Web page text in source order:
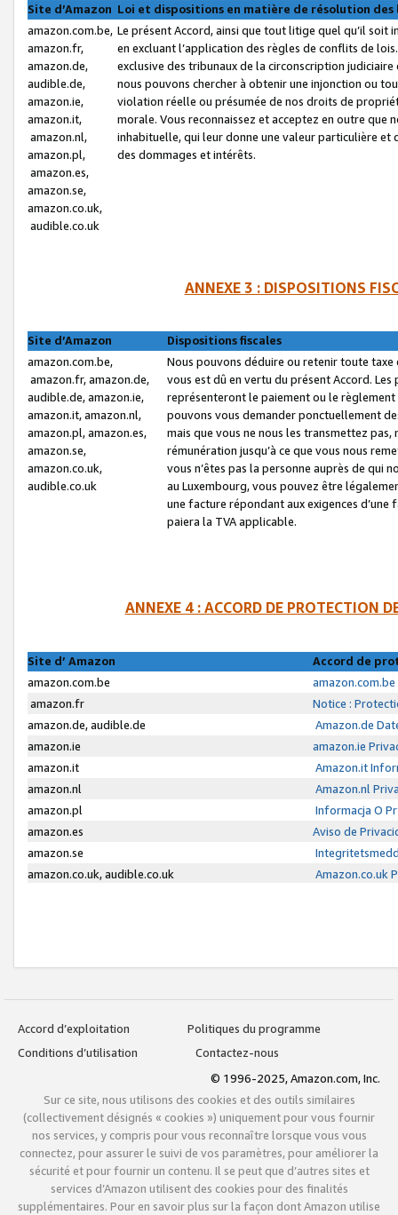
Site d’Amazon Loi et dispositions en matière de résolution
amazon.com.be,
amazon.fr,
amazon.de,
audible.de,
amazon.ie,
amazon.it,
amazon.nl,
amazon.pl,
amazon.es,
amazon.se,
amazon.co.uk,
audible.co.uk
Le présent Accord, ainsi que tout litige quel qu’il soit
en excluant l’application des règles de conflits de
exclusive des tribunaux de la circonscription
nous pouvons chercher à obtenir une injonction ou
violation réelle ou présumée de nos droits de
morale. Vous reconnaissez et acceptez en outre que
inhabituelle, qui leur donne une valeur particulière
des dommages et intérêts.
ANNEXE 3 : DISPOSITIONS
Site d’Amazon
Dispositions fiscales
amazon.com.be,
amazon.fr, amazon.de,
audible.de, amazon.ie,
amazon.it, amazon.nl,
amazon.pl, amazon.es,
amazon.se,
amazon.co.uk,
audible.co.uk
Nous pouvons déduire ou retenir toute
vous est dû en vertu du présent Accord.
représenteront le paiement ou le
pouvons vous demander ponctuellement
mais que vous ne nous les transmettez
rémunération jusqu’à ce que vous nous
vous n’êtes pas la personne auprès de qui
au Luxembourg, vous pouvez être
une facture répondant aux exigences
paiera la TVA applicable.
ANNEXE 4 : ACCORD DE PROTECTION
Site d’ Amazon
Accord de
amazon.com.be
amazon.fr
Notice :
amazon.de, audible.de
Amazon.de
amazon.ie
amazon.ie
amazon.it
Amazon.it
amazon.nl
Amazon.nl
amazon.pl
Informacja O
amazon.es
Aviso de
amazon.se
amazon.co.uk, audible.co.uk
Amazon.co.uk
Accord d’exploitation
Politiques du programme
Conditions d’utilisation
Contactez-nous
© 1996-2025, Amazon.com, Inc.
Sur ce site, nous utilisons des cookies et des outils similaires
(collectivement désignés « cookies ») uniquement pour vous fournir
nos services, y compris pour vous reconnaître lorsque vous vous
connectez, pour assurer le suivi de vos paramètres, pour améliorer la
sécurité et pour fournir un contenu. Il se peut que d’autres sites et
services d’Amazon utilisent des cookies pour des finalités
supplémentaires. Pour en savoir plus sur la façon dont Amazon utilise